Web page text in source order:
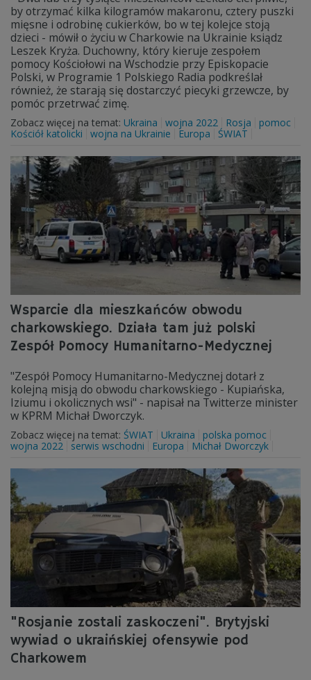
by otrzymać kilka kilogramów makaronu, cztery puszki
mięsne i odrobinę cukierków, bo w tej kolejce stoją
dzieci - mówił o życiu w Charkowie na Ukrainie ksiądz
Leszek Kryża. Duchowny, który kieruje zespołem
pomocy Kościołowi na Wschodzie przy Episkopacie
Polski, w Programie 1 Polskiego Radia podkreślał
również, że starają się dostarczyć piecyki grzewcze, by
pomóc przetrwać zimę.
Zobacz więcej na temat: Ukraina wojna 2022 Rosja
pomoc
Kościół katolicki
wojna na Ukrainie Europa ŚWIAT
Wsparcie dla mieszkańców obwodu
charkowskiego. Działa tam już polski
Zespół Pomocy Humanitarno-Medycznej
"Zespół Pomocy Humanitarno-Medycznej dotarł z
kolejną misją do obwodu charkowskiego - Kupiańska,
Iziumu i okolicznych wsi" - napisał na Twitterze minister
w KPRM Michał Dworczyk.
Zobacz więcej na temat: ŚWIAT Ukraina
polska pomoc
wojna 2022
serwis wschodni Europa Michał Dworczyk
"Rosjanie zostali zaskoczeni". Brytyjski
wywiad o ukraińskiej ofensywie pod
Charkowem